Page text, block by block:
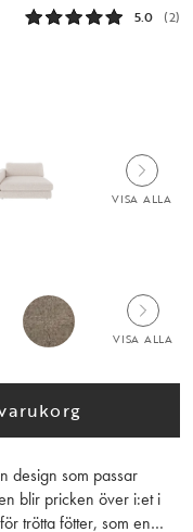
5.0 (2)
VISA ALLA
VISA ALLA
design som passar
blir pricken över i:et i
trötta fötter, som en